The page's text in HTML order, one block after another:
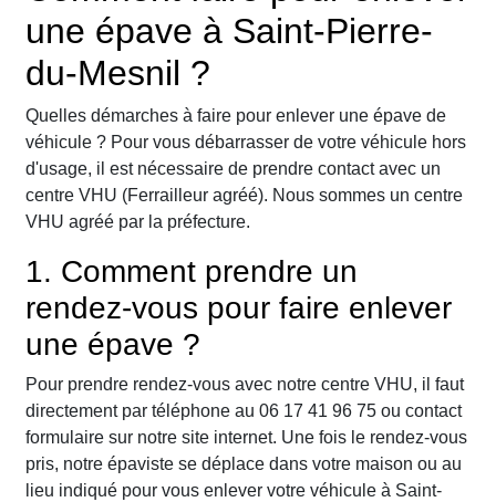
une épave à Saint-Pierre-
du-Mesnil ?
Quelles démarches à faire pour enlever une épave de
véhicule ? Pour vous débarrasser de votre véhicule hors
d'usage, il est nécessaire de prendre contact avec un
centre VHU (Ferrailleur agréé). Nous sommes un centre
VHU agréé par la préfecture.
1. Comment prendre un
rendez-vous pour faire enlever
une épave ?
Pour prendre rendez-vous avec notre centre VHU, il faut
directement par téléphone au 06 17 41 96 75 ou contact
formulaire sur notre site internet. Une fois le rendez-vous
pris, notre épaviste se déplace dans votre maison ou au
lieu indiqué pour vous enlever votre véhicule à Saint-